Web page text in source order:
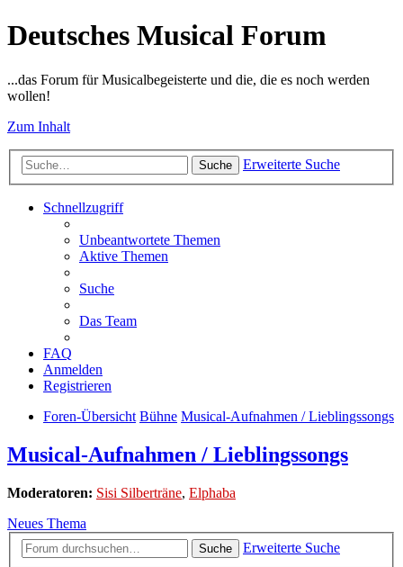
Deutsches Musical Forum
...das Forum für Musicalbegeisterte und die, die es noch werden
wollen!
Zum Inhalt
Suche Erweiterte Suche
Schnellzugriff
Unbeantwortete Themen
Aktive Themen
Suche
Das Team
FAQ
Anmelden
Registrieren
Foren-Übersicht Bühne Musical-Aufnahmen / Lieblingssongs
Musical-Aufnahmen / Lieblingssongs
Moderatoren: Sisi Silberträne, Elphaba
Neues Thema
Suche
Erweiterte Suche